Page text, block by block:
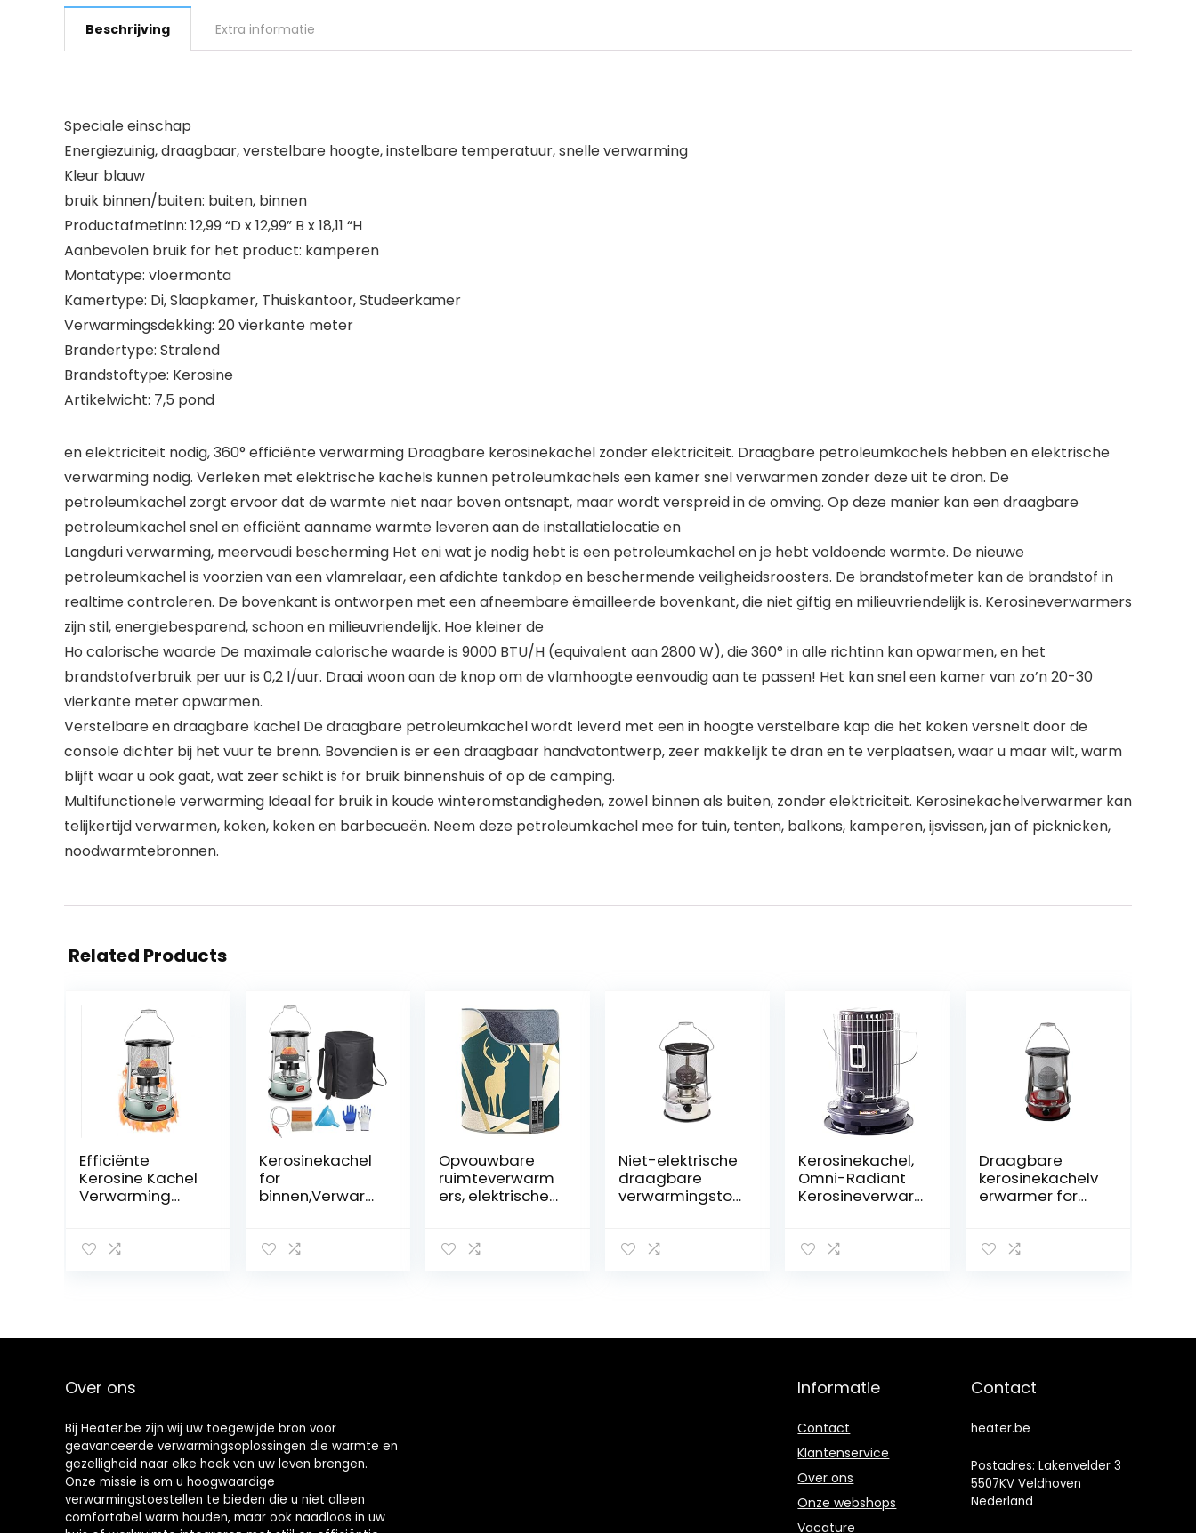
Beschrijving Extra informatie
Speciale einschap
Energiezuinig, draagbaar, verstelbare hoogte, instelbare temperatuur, snelle verwarming
Kleur blauw
bruik binnen/buiten: buiten, binnen
Productafmetinn: 12,99 “D x 12,99” B x 18,11 “H
Aanbevolen bruik for het product: kamperen
Montatype: vloermonta
Kamertype: Di, Slaapkamer, Thuiskantoor, Studeerkamer
Verwarmingsdekking: 20 vierkante meter
Brandertype: Stralend
Brandstoftype: Kerosine
Artikelwicht: 7,5 pond
en elektriciteit nodig, 360° efficiënte verwarming Draagbare kerosinekachel zonder elektriciteit. Draagbare petroleumkachels hebben en elektrische
verwarming nodig. Verleken met elektrische kachels kunnen petroleumkachels een kamer snel verwarmen zonder deze uit te dron. De
petroleumkachel zorgt ervoor dat de warmte niet naar boven ontsnapt, maar wordt verspreid in de omving. Op deze manier kan een draagbare
petroleumkachel snel en efficiënt aanname warmte leveren aan de installatielocatie en
Langduri verwarming, meervoudi bescherming Het eni wat je nodig hebt is een petroleumkachel en je hebt voldoende warmte. De nieuwe
petroleumkachel is voorzien van een vlamrelaar, een afdichte tankdop en beschermende veiligheidsroosters. De brandstofmeter kan de brandstof in
realtime controleren. De bovenkant is ontworpen met een afneembare ëmailleerde bovenkant, die niet giftig en milieuvriendelijk is. Kerosineverwarmers
zijn stil, energiebesparend, schoon en milieuvriendelijk. Hoe kleiner de
Ho calorische waarde De maximale calorische waarde is 9000 BTU/H (equivalent aan 2800 W), die 360° in alle richtinn kan opwarmen, en het
brandstofverbruik per uur is 0,2 l/uur. Draai woon aan de knop om de vlamhoogte eenvoudig aan te passen! Het kan snel een kamer van zo’n 20-30
vierkante meter opwarmen.
Verstelbare en draagbare kachel De draagbare petroleumkachel wordt leverd met een in hoogte verstelbare kap die het koken versnelt door de
console dichter bij het vuur te brenn. Bovendien is er een draagbaar handvatontwerp, zeer makkelijk te dran en te verplaatsen, waar u maar wilt, warm
blijft waar u ook gaat, wat zeer schikt is for bruik binnenshuis of op de camping.
Multifunctionele verwarming Ideaal for bruik in koude winteromstandigheden, zowel binnen als buiten, zonder elektriciteit. Kerosinekachelverwarmer kan
telijkertijd verwarmen, koken, koken en barbecueën. Neem deze petroleumkachel mee for tuin, tenten, balkons, kamperen, ijsvissen, jan of picknicken,
noodwarmtebronnen.
Related Products
Efficiënte
Kerosine Kachel
Verwarming
Outdoor
Verwarmingsber
Deck, Huis,4.5L
Kerosinekachel
for
binnen,Verwarmi
binnen,Camping
verwarming
Opvouwbare
ruimteverwarm
ers, elektrische
thermostaat
kantelbare hoek
Niet-elektrische
draagbare
verwarmingstoe
buiten,
mers
Kerosinekachel,
Omni-Radiant
Kerosineverwar
zuigoliepijp,
Indoor
Draagbare
kerosinekachelv
erwarmer for
compacte
4.6L)
Over ons
Bij Heater.be zijn wij uw toegewijde bron voor
geavanceerde verwarmingsoplossingen die warmte en
gezelligheid naar elke hoek van uw leven brengen.
Onze missie is om u hoogwaardige
verwarmingstoestellen te bieden die u niet alleen
comfortabel warm houden, maar ook naadloos in uw
Informatie
Contact
Klantenservice
Over ons
Onze webshops
Vacature
Contact
heater.be
Postadres: Lakenvelder 3
5507KV Veldhoven
Nederland